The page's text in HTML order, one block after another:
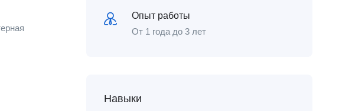
Опыт работы
От 1 года до 3 лет
Навыки